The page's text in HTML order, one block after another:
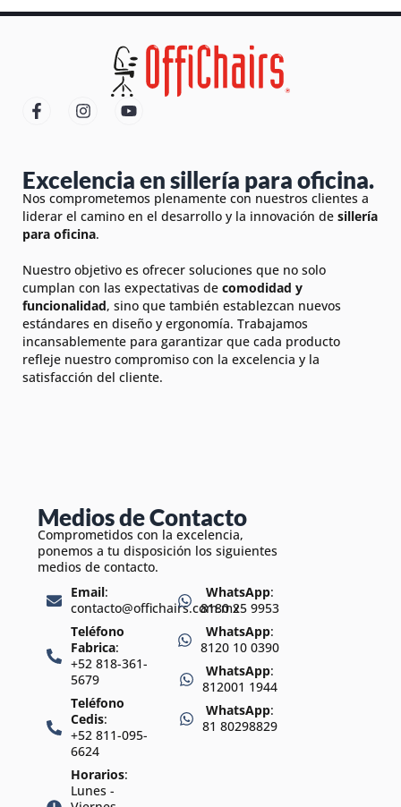
Excelencia en sillería para oficina.
Nos comprometemos plenamente con nuestros clientes a
liderar el camino en el desarrollo y la innovación de sillería
para oficina.
Nuestro objetivo es ofrecer soluciones que no solo
cumplan con las expectativas de comodidad y
funcionalidad, sino que también establezcan nuevos
estándares en diseño y ergonomía. Trabajamos
incansablemente para garantizar que cada producto
refleje nuestro compromiso con la excelencia y la
satisfacción del cliente.
Medios de Contacto
Comprometidos con la excelencia,
ponemos a tu disposición los siguientes
medios de contacto.
Email:
contacto@offichairs.com.mx
Teléfono
Fabrica:
+52 818-361-
5679
Teléfono
Cedis:
+52 811-095-
6624
Horarios:
Lunes -
WhatsApp:
8180 25 9953
WhatsApp:
8120 10 0390
WhatsApp:
812001 1944
WhatsApp:
81 80298829